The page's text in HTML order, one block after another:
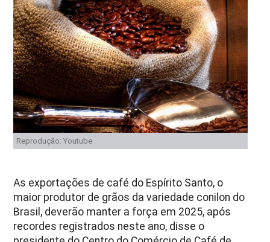
Reprodução: Youtube
As exportações de café do Espírito Santo, o
maior produtor de grãos da variedade conilon do
Brasil, deverão manter a força em 2025, após
recordes registrados neste ano, disse o